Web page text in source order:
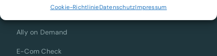
Cookie-RichtlinieDatenschutzImpressum
CFO-Paket
Ally on Demand
E-Com Check